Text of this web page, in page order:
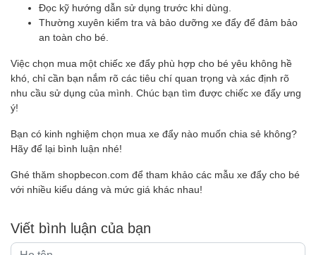
Đọc kỹ hướng dẫn sử dụng trước khi dùng.
Thường xuyên kiểm tra và bảo dưỡng xe đẩy để đảm bảo
an toàn cho bé.
Việc chọn mua một chiếc xe đẩy phù hợp cho bé yêu không hề
khó, chỉ cần bạn nắm rõ các tiêu chí quan trọng và xác định rõ
nhu cầu sử dụng của mình. Chúc bạn tìm được chiếc xe đẩy ưng
ý!
Bạn có kinh nghiệm chọn mua xe đẩy nào muốn chia sẻ không?
Hãy để lại bình luận nhé!
Ghé thăm shopbecon.com để tham khảo các mẫu xe đẩy cho bé
với nhiều kiểu dáng và mức giá khác nhau!
Viết bình luận của bạn